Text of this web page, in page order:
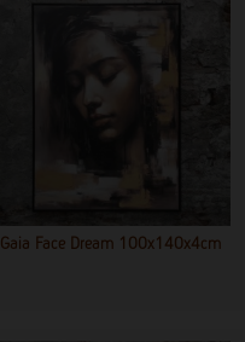
Gaia Face Dream 100x140x4cm